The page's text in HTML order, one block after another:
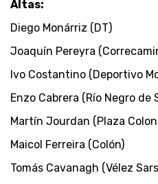
Altas:
Diego Monárriz (DT)
Joaquín Pereyra
Ivo Costantino (Deportivo
Enzo Cabrera (Río Negro de
Martín Jourdan (Plaza
Maicol Ferreira (Colón)
Tomás Cavanagh (Vélez